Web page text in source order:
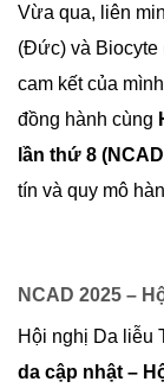
Vừa qua, liên
(Đức) và Biocyte
cam kết của
đồng hành cùng
lần thứ 8
tín và quy mô
NCAD 2025 –
Hội nghị Da liễu
da cập nhật –